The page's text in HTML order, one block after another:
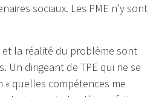
sociaux. Les PME n'y sont
la réalité du problème sont
Un dirigeant de TPE qui ne se
« quelles compétences me